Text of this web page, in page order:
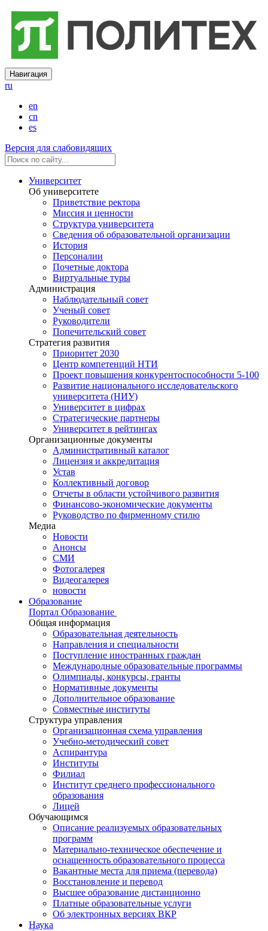
Навигация
ru
en
cn
es
Версия для слабовидящих
Университет
Об университете
Приветствие ректора
Миссия и ценности
Структура университета
Сведения об образовательной организации
История
Персоналии
Почетные доктора
Виртуальные туры
Администрация
Наблюдательный совет
Ученый совет
Руководители
Попечительский совет
Стратегия развития
Приоритет 2030
Центр компетенций НТИ
Проект повышения конкурентоспособности 5-100
Развитие национального исследовательского
университета (НИУ)
Университет в цифрах
Стратегические партнеры
Университет в рейтингах
Организационные документы
Административный каталог
Лицензия и аккредитация
Устав
Коллективный договор
Отчеты в области устойчивого развития
Финансово-экономические документы
Руководство по фирменному стилю
Медиа
Новости
Анонсы
СМИ
Фотогалерея
Видеогалерея
новости
Образование
Портал Образование
Общая информация
Образовательная деятельность
Направления и специальности
Поступление иностранных граждан
Международные образовательные программы
Олимпиады, конкурсы, гранты
Нормативные документы
Дополнительное образование
Совместные институты
Структура управления
Организационная схема управления
Учебно-методический совет
Аспирантура
Институты
Филиал
Институт среднего профессионального
образования
Лицей
Обучающимся
Описание реализуемых образовательных
программ
Материально-техническое обеспечение и
оснащенность образовательного процесса
Вакантные места для приема (перевода)
Восстановление и перевод
Высшее образование дистанционно
Платные образовательные услуги
Об электронных версиях ВКР
Наука